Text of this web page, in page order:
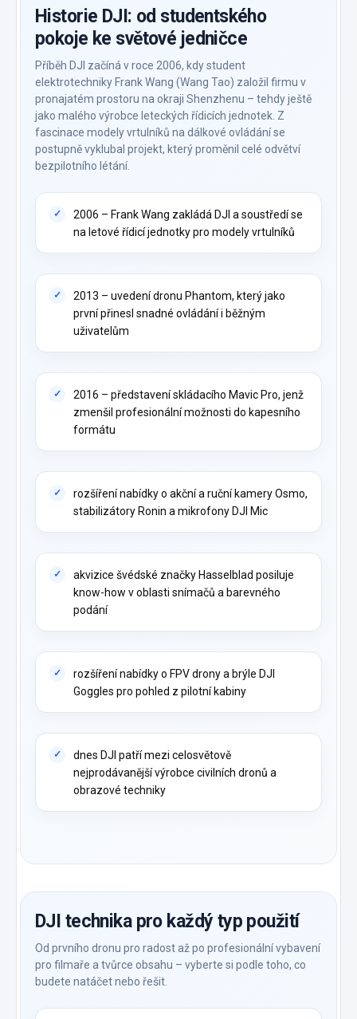
Historie DJI: od studentského
pokoje ke světové jedničce
Příběh DJI začíná v roce 2006, kdy student
elektrotechniky Frank Wang (Wang Tao) založil firmu v
pronajatém prostoru na okraji Shenzhenu – tehdy ještě
jako malého výrobce leteckých řídicích jednotek. Z
fascinace modely vrtulníků na dálkové ovládání se
postupně vyklubal projekt, který proměnil celé odvětví
bezpilotního létání.
2006 – Frank Wang zakládá DJI a soustředí se
na letové řídicí jednotky pro modely vrtulníků
2013 – uvedení dronu Phantom, který jako
první přinesl snadné ovládání i běžným
uživatelům
2016 – představení skládacího Mavic Pro, jenž
zmenšil profesionální možnosti do kapesního
formátu
rozšíření nabídky o akční a ruční kamery Osmo,
stabilizátory Ronin a mikrofony DJI Mic
akvizice švédské značky Hasselblad posiluje
know-how v oblasti snímačů a barevného
podání
rozšíření nabídky o FPV drony a brýle DJI
Goggles pro pohled z pilotní kabiny
dnes DJI patří mezi celosvětově
nejprodávanější výrobce civilních dronů a
obrazové techniky
DJI technika pro každý typ použití
Od prvního dronu pro radost až po profesionální vybavení
pro filmaře a tvůrce obsahu – vyberte si podle toho, co
budete natáčet nebo řešit.